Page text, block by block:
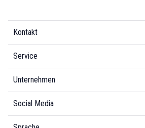
Kontakt
Service
Unternehmen
Social Media